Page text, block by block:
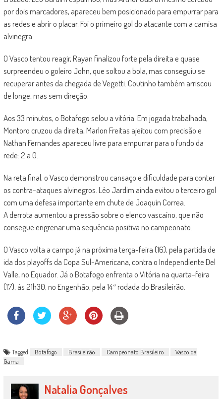
por dois marcadores, apareceu bem posicionado para empurrar para
as redes e abrir o placar. Foi o primeiro gol do atacante com a camisa
alvinegra.
O Vasco tentou reagir, Rayan finalizou forte pela direita e quase
surpreendeu o goleiro John, que soltou a bola, mas conseguiu se
recuperar antes da chegada de Vegetti. Coutinho também arriscou
de longe, mas sem direção.
Aos 33 minutos, o Botafogo selou a vitória. Em jogada trabalhada,
Montoro cruzou da direita, Marlon Freitas ajeitou com precisão e
Nathan Fernandes apareceu livre para empurrar para o fundo da
rede: 2 a 0.
Na reta final, o Vasco demonstrou cansaço e dificuldade para conter
os contra-ataques alvinegros. Léo Jardim ainda evitou o terceiro gol
com uma defesa importante em chute de Joaquín Correa.
A derrota aumentou a pressão sobre o elenco vascaíno, que não
consegue engrenar uma sequência positiva no campeonato.
O Vasco volta a campo já na próxima terça-feira (16), pela partida de
ida dos playoffs da Copa Sul-Americana, contra o Independiente Del
Valle, no Equador. Já o Botafogo enfrenta o Vitória na quarta-feira
(17), às 21h30, no Engenhão, pela 14ª rodada do Brasileirão.
Tagged Botafogo Brasileirão Campeonato Brasileiro
Vasco da
Gama
Natalia Gonçalves